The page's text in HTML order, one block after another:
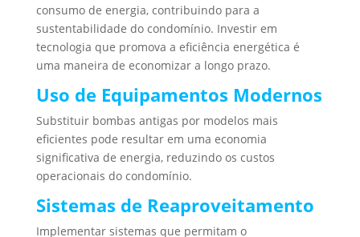
consumo de energia, contribuindo para a
sustentabilidade do condomínio. Investir em
tecnologia que promova a eficiência energética é
uma maneira de economizar a longo prazo.
Uso de Equipamentos Modernos
Substituir bombas antigas por modelos mais
eficientes pode resultar em uma economia
significativa de energia, reduzindo os custos
operacionais do condomínio.
Sistemas de Reaproveitamento
Implementar sistemas que permitam o